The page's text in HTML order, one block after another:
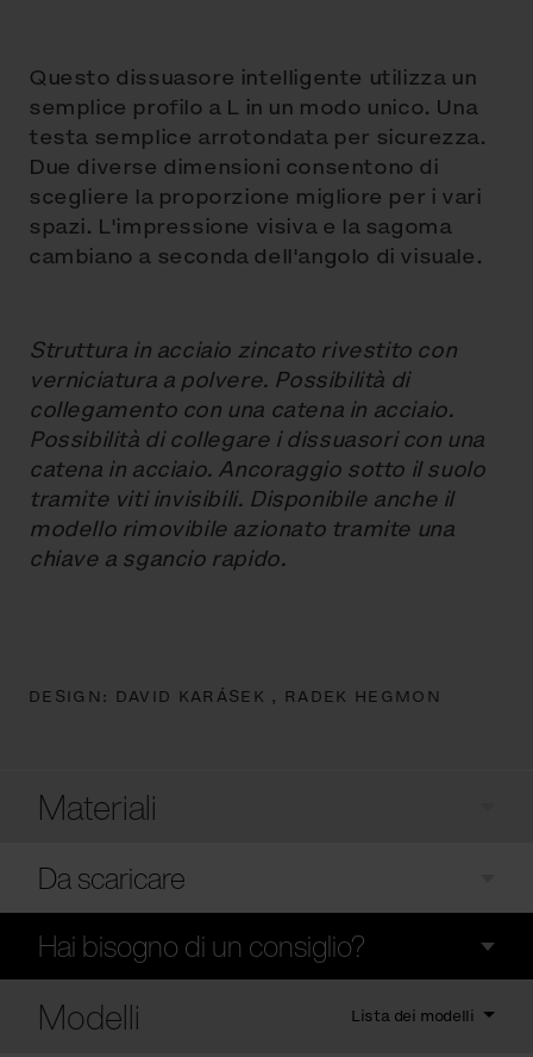
Questo dissuasore intelligente utilizza un
semplice profilo a L in un modo unico. Una
testa semplice arrotondata per sicurezza.
Due diverse dimensioni consentono di
scegliere la proporzione migliore per i vari
spazi. L'impressione visiva e la sagoma
cambiano a seconda dell'angolo di visuale.
Struttura in acciaio zincato rivestito con
verniciatura a polvere. Possibilità di
collegamento con una catena in acciaio.
Possibilità di collegare i dissuasori con una
catena in acciaio. Ancoraggio sotto il suolo
tramite viti invisibili. Disponibile anche il
modello rimovibile azionato tramite una
chiave a sgancio rapido.
DESIGN: DAVID KARÁSEK , RADEK HEGMON
Materiali
Da scaricare
Hai bisogno di un consiglio?
Modelli Lista dei modelli